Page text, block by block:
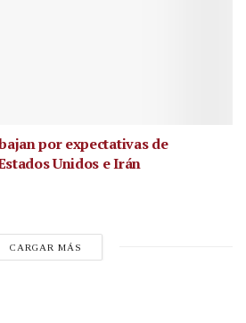
por expectativas de
Unidos e Irán
CARGAR MÁS